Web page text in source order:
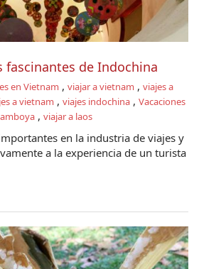
fascinantes de Indochina
en Vietnam , viajar a vietnam , viajes a
a vietnam , viajes indochina , Vacaciones
, viajar a laos
en la industria de viajes y
a la experiencia de un turista